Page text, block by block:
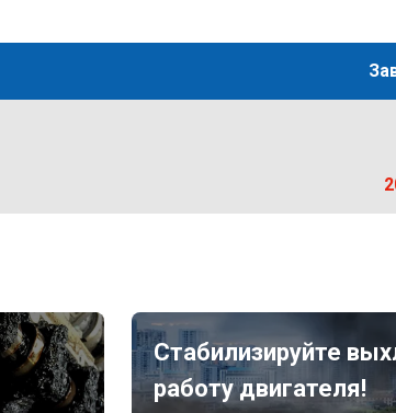
Стабилизируйте
работу двигателя!